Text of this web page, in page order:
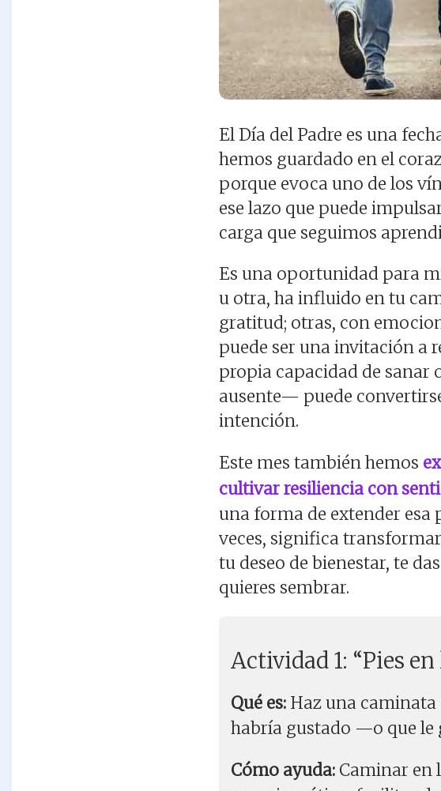
El Día del Padre es una
hemos guardado en el
porque evoca uno de los
ese lazo que puede
carga que seguimos
Es una oportunidad para
u otra, ha influido en tu
gratitud; otras, con
puede ser una invitación a
propia capacidad de sanar
ausente— puede
intención.
Este mes también hemos
cultivar resiliencia con
una forma de extender esa
veces, significa
tu deseo de bienestar, te
quieres sembrar.
Actividad 1: “Pies
Qué es: Haz una
habría gustado —o que le
Cómo ayuda: Caminar en